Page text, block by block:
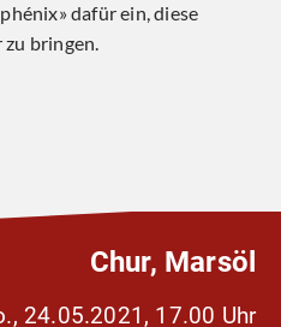
dafür ein, diese
bringen.
Chur, Marsöl
24.05.2021, 17.00 Uhr